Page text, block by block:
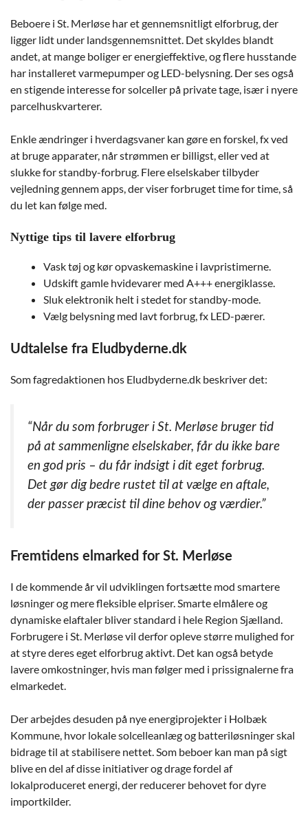
Beboere i St. Merløse har et gennemsnitligt elforbrug, der
ligger lidt under landsgennemsnittet. Det skyldes blandt
andet, at mange boliger er energieffektive, og flere husstande
har installeret varmepumper og LED-belysning. Der ses også
en stigende interesse for solceller på private tage, især i nyere
parcelhuskvarterer.
Enkle ændringer i hverdagsvaner kan gøre en forskel, fx ved
at bruge apparater, når strømmen er billigst, eller ved at
slukke for standby-forbrug. Flere elselskaber tilbyder
vejledning gennem apps, der viser forbruget time for time, så
du let kan følge med.
Nyttige tips til lavere elforbrug
Vask tøj og kør opvaskemaskine i lavpristimerne.
Udskift gamle hvidevarer med A+++ energiklasse.
Sluk elektronik helt i stedet for standby-mode.
Vælg belysning med lavt forbrug, fx LED-pærer.
Udtalelse fra Eludbyderne.dk
Som fagredaktionen hos Eludbyderne.dk beskriver det:
“Når du som forbruger i St. Merløse bruger tid
på at sammenligne elselskaber, får du ikke bare
en god pris – du får indsigt i dit eget forbrug.
Det gør dig bedre rustet til at vælge en aftale,
der passer præcist til dine behov og værdier.”
Fremtidens elmarked for St. Merløse
I de kommende år vil udviklingen fortsætte mod smartere
løsninger og mere fleksible elpriser. Smarte elmålere og
dynamiske elaftaler bliver standard i hele Region Sjælland.
Forbrugere i St. Merløse vil derfor opleve større mulighed for
at styre deres eget elforbrug aktivt. Det kan også betyde
lavere omkostninger, hvis man følger med i prissignalerne fra
elmarkedet.
Der arbejdes desuden på nye energiprojekter i Holbæk
Kommune, hvor lokale solcelleanlæg og batteriløsninger skal
bidrage til at stabilisere nettet. Som beboer kan man på sigt
blive en del af disse initiativer og drage fordel af
lokalproduceret energi, der reducerer behovet for dyre
importkilder.